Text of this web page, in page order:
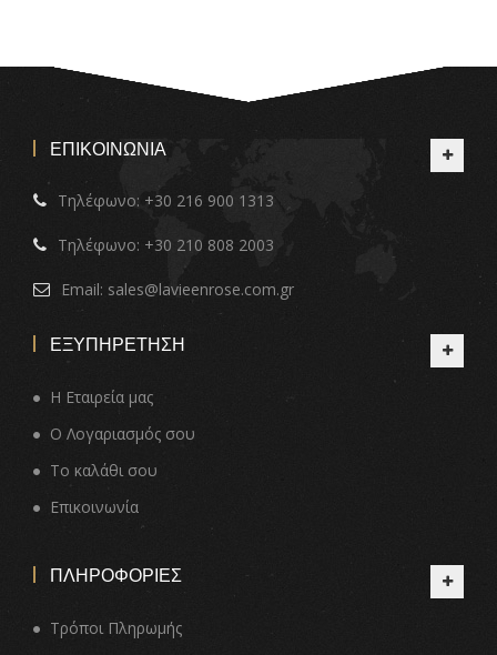
ΕΠΙΚΟΙΝΩΝΊΑ
Τηλέφωνο: +30 216 900 1313
Τηλέφωνο: +30 210 808 2003
Email: sales@lavieenrose.com.gr
ΕΞΥΠΗΡΈΤΗΣΗ
Η Εταιρεία μας
O Λογαριασμός σου
Το καλάθι σου
Επικοινωνία
ΠΛΗΡΟΦΟΡΊΕΣ
Τρόποι Πληρωμής